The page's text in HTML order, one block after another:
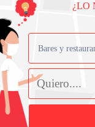
¿LO
Bares y